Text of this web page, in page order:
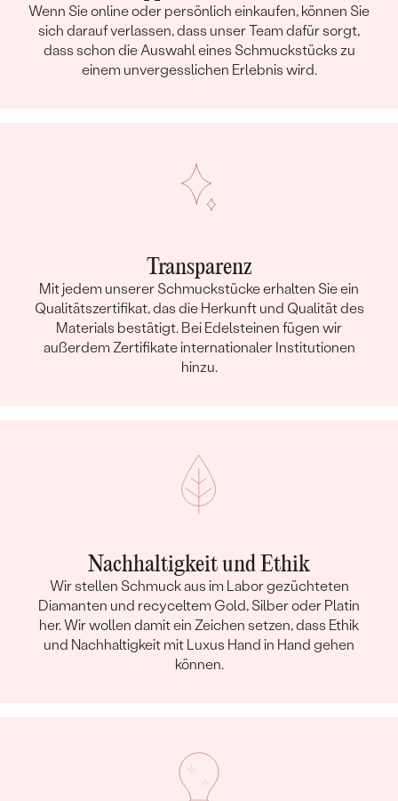
Wenn Sie online oder persönlich einkaufen, können Sie
sich darauf verlassen, dass unser Team dafür sorgt,
dass schon die Auswahl eines Schmuckstücks zu
einem unvergesslichen Erlebnis wird.
Transparenz
Mit jedem unserer Schmuckstücke erhalten Sie ein
Qualitätszertifikat, das die Herkunft und Qualität des
Materials bestätigt. Bei Edelsteinen fügen wir
außerdem Zertifikate internationaler Institutionen
hinzu.
Nachhaltigkeit und Ethik
Wir stellen Schmuck aus im Labor gezüchteten
Diamanten und recyceltem Gold, Silber oder Platin
her. Wir wollen damit ein Zeichen setzen, dass Ethik
und Nachhaltigkeit mit Luxus Hand in Hand gehen
können.